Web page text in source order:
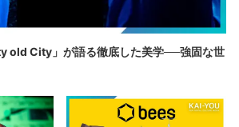
old City」が語る徹底した美学──強固な世